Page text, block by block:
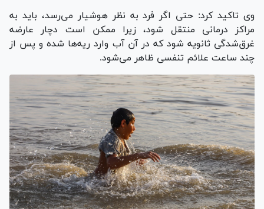
وی تاکید کرد: حتی اگر فرد به نظر هوشیار می‌رسد، باید به
مراکز درمانی منتقل شود، زیرا ممکن است دچار عارضه
غرق‌شدگی ثانویه شود که در آن آب وارد ریه‌ها شده و پس از
چند ساعت علائم تنفسی ظاهر می‌شود.